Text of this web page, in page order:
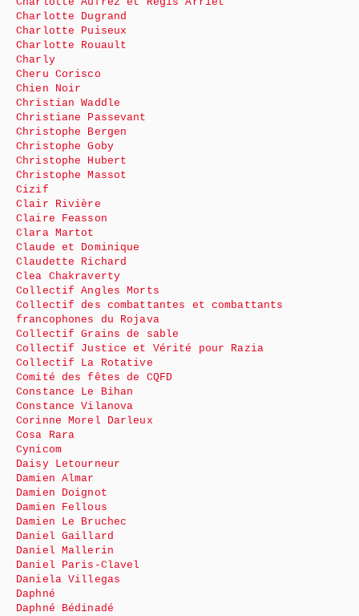
Charlotte Dugrand
Charlotte Puiseux
Charlotte Rouault
Charly
Cheru Corisco
Chien Noir
Christian Waddle
Christiane Passevant
Christophe Bergen
Christophe Goby
Christophe Hubert
Christophe Massot
Cizif
Clair Rivière
Claire Feasson
Clara Martot
Claude et Dominique
Claudette Richard
Clea Chakraverty
Collectif Angles Morts
Collectif des combattantes et combattants
francophones du Rojava
Collectif Grains de sable
Collectif Justice et Vérité pour Razia
Collectif La Rotative
Comité des fêtes de CQFD
Constance Le Bihan
Constance Vilanova
Corinne Morel Darleux
Cosa Rara
Cynicom
Daisy Letourneur
Damien Almar
Damien Doignot
Damien Fellous
Damien Le Bruchec
Daniel Gaillard
Daniel Mallerin
Daniel Paris-Clavel
Daniela Villegas
Daphné
Daphné Bédinadé